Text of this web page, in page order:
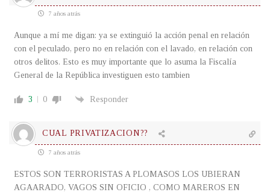
7 años atrás
Aunque a mí me digan: ya se extinguió la acción penal en relación
con el peculado, pero no en relación con el lavado, en relación con
otros delitos. Esto es muy importante que lo asuma la Fiscalía
General de la República investiguen esto tambien
3 0 Responder
CUAL PRIVATIZACION??
7 años atrás
ESTOS SON TERRORISTAS A PLOMASOS LOS UBIERAN
AGAARADO, VAGOS SIN OFICIO , COMO MAREROS EN